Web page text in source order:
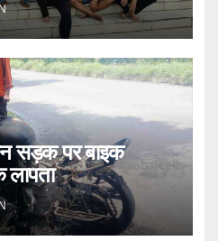
सड़क पर बाइक